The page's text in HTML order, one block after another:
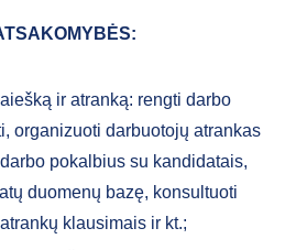
ir atranką: rengti darbo
organizuoti darbuotojų atrankas
pokalbius su kandidatais,
duomenų bazę, konsultuoti
klausimais ir kt.;